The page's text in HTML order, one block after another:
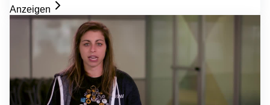
Anzeigen